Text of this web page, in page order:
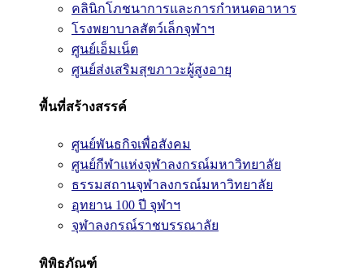
คลินิกโภชนาการและการกำหนดอาหาร
โรงพยาบาลสัตว์เล็กจุฬาฯ
ศูนย์เอ็มเน็ต
ศูนย์ส่งเสริมสุขภาวะผู้สูงอายุ
พื้นที่สร้างสรรค์
ศูนย์พันธกิจเพื่อสังคม
ศูนย์กีฬาแห่งจุฬาลงกรณ์มหาวิทยาลัย
ธรรมสถานจุฬาลงกรณ์มหาวิทยาลัย
อุทยาน 100 ปี จุฬาฯ
จุฬาลงกรณ์ราชบรรณาลัย
พิพิธภัณฑ์